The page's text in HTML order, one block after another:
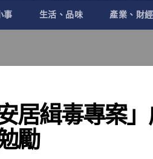
事 生活、品味 產業、財經
居緝毒專案
勵